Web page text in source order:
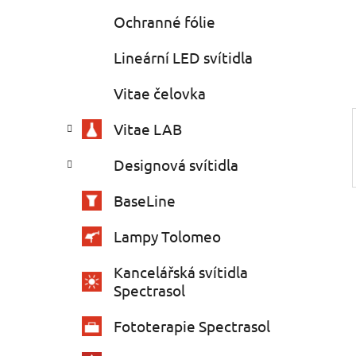
e
l
Ochranné fólie
Lineární LED svítidla
Vitae čelovka
Vitae LAB
Designová svítidla
BaseLine
Lampy Tolomeo
Kancelářská svítidla
Spectrasol
Fototerapie Spectrasol